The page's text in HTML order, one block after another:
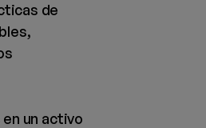
de
un activo